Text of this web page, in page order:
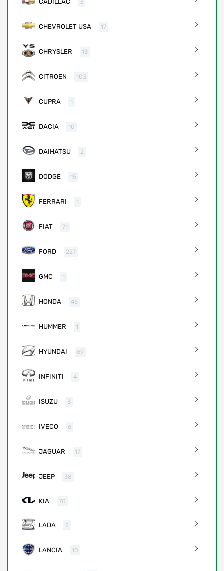
CHEVROLET USA 17
CHRYSLER 13
CITROEN 103
CUPRA 1
DACIA 10
DAIHATSU 2
DODGE 15
FERRARI 1
FIAT 71
FORD 227
GMC 1
HONDA 46
HUMMER 1
HYUNDAI 69
INFINITI 4
ISUZU 3
IVECO 6
JAGUAR 17
JEEP 38
KIA 70
LADA 2
LANCIA 10